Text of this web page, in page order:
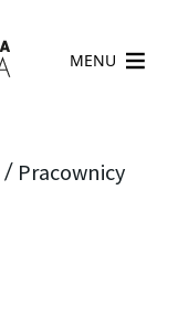
MENU
/ Pracownicy